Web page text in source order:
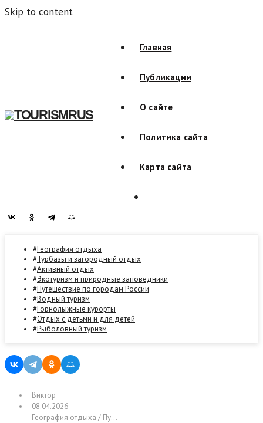
Skip to content
TOURISMRUS
Главная
Публикации
О сайте
Политика сайта
Карта сайта
География отдыха
Турбазы и загородный отдых
Активный отдых
Экотуризм и природные заповедники
Путешествие по городам России
Водный туризм
Горнолыжные курорты
Отдых с детьми и для детей
Рыболовный туризм
Виктор
08.04.2026
География отдыха / Публикации